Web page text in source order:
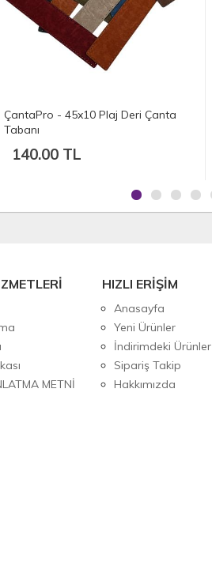
ÇantaPro - Ayarlanabilir Deri Kalın
Postacı Çanta Sapı 130cm
110.00 TL
METNİ
HIZLI ERİŞİM
Anasayfa
Yeni Ürünler
İndirimdeki Ürünler
Sipariş Takip
Hakkımızda